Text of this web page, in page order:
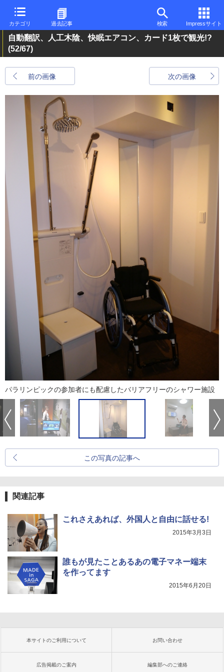
カテゴリ 過去記事 検索 Impressサイト
自動翻訳、人工木陰、快眠エアコン、カード1枚で観光!?
(52/67)
前の画像 次の画像
パラリンピックの参加者にも配慮したバリアフリーのシャワー施設
この写真の記事へ
関連記事
これさえあれば、外国人と自由に話せる!
2015年3月3日
誰もが見たことあるあの電子マネー端末
を作ってます
2015年6月20日
本サイトのご利用について お問い合わせ
広告掲載のご案内 編集部へのご連絡